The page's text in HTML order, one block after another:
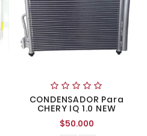
CONDENSADOR Para
CHERY IQ 1.0 NEW
$50.000Precio